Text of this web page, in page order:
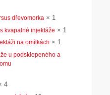
dřevomorka × 1
kvapalné injektáže × 1
na omítkách × 1
u podsklepeného a
4